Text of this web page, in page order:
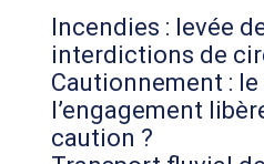
Incendies : levée
interdictions de
Cautionnement :
l’engagement
caution ?